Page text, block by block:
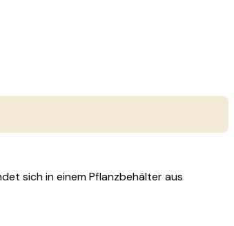
sich in einem Pflanzbehälter aus